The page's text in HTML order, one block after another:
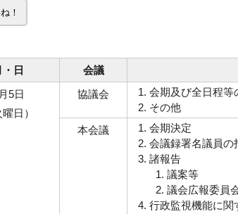
！
・日 会議
5日
曜日）
協議会
会期及び全日程等
その他
本会議
会期決定
会議録署名議員の
諸報告
議案等
議会広報委員
行政監視機能に関